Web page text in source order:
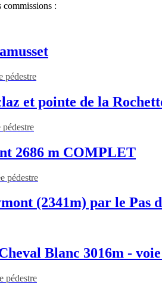
commissions :
pédestre
et pointe de la
2686 m COMPLET
pédestre
(2341m) par le Pas
Blanc 3016m -
pédestre